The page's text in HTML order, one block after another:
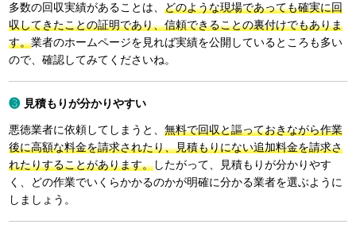
多数の回収実績があることは、どのような現場であっても確実に回
収してきたことの証明であり、信頼できることの裏付けでもありま
す。業者のホームページを見れば実績を公開しているところも多い
ので、確認してみてくださいね。
見積もりが分かりやすい
悪徳業者に依頼してしまうと、無料で回収と謳っておきながら作業
後に高額な料金を請求されたり、見積もりにない追加料金を請求さ
れたりすることがあります。したがって、見積もりが分かりやす
く、どの作業でいくらかかるのかが明確に分かる業者を選ぶように
しましょう。